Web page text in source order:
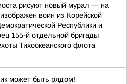
рисуют новый мурал — на
воин из Корейской
Республики и
155-й отдельной бригады
Тихоокеанского флота
может быть рядом!